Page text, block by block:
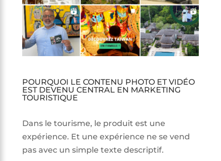
POURQUOI LE CONTENU PHOTO ET VIDÉO
EST DEVENU CENTRAL EN MARKETING
TOURISTIQUE
Dans le tourisme, le produit est une
expérience. Et une expérience ne se vend
pas avec un simple texte descriptif.